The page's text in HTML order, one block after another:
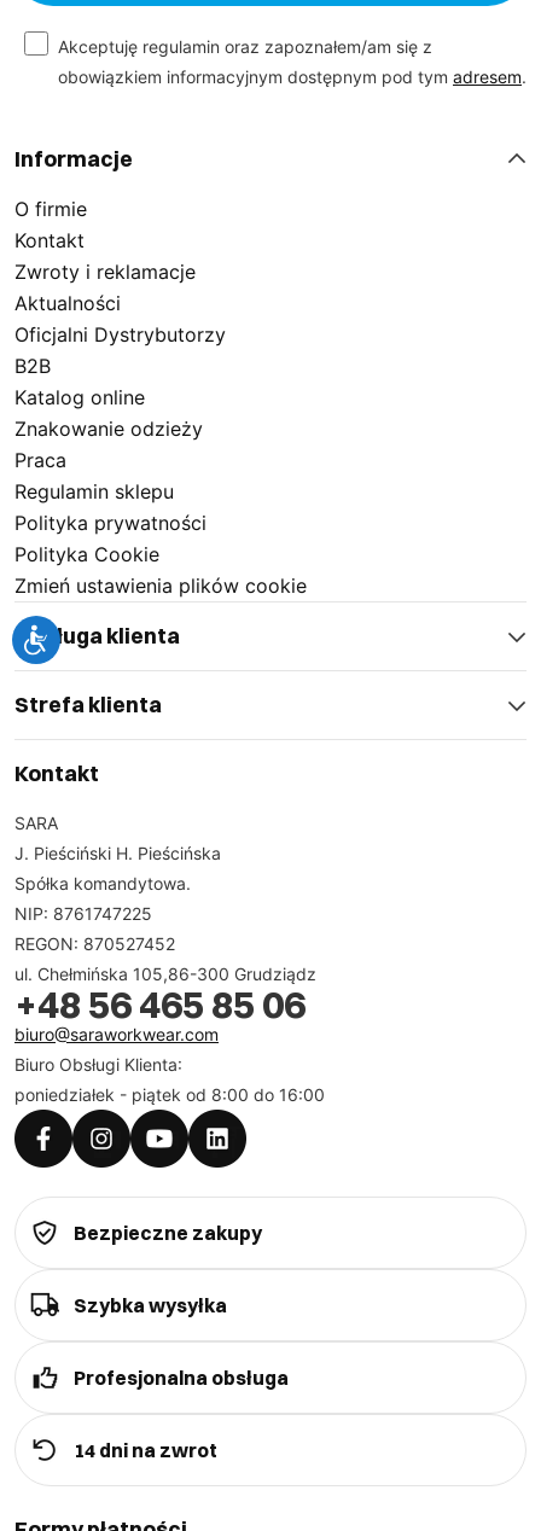
Akceptuję regulamin oraz zapoznałem/am się z
obowiązkiem informacyjnym dostępnym pod tym adresem.
Informacje
O firmie
Kontakt
Zwroty i reklamacje
Aktualności
Oficjalni Dystrybutorzy
B2B
Katalog online
Znakowanie odzieży
Praca
Regulamin sklepu
Polityka prywatności
Polityka Cookie
Zmień ustawienia plików cookie
Obsługa klienta
Strefa klienta
Kontakt
SARA
J. Pieściński H. Pieścińska
Spółka komandytowa.
NIP: 8761747225
REGON: 870527452
ul. Chełmińska 105,86-300 Grudziądz
+48 56 465 85 06
biuro@saraworkwear.com
Biuro Obsługi Klienta:
poniedziałek - piątek od 8:00 do 16:00
Bezpieczne zakupy
Szybka wysyłka
Profesjonalna obsługa
14 dni na zwrot